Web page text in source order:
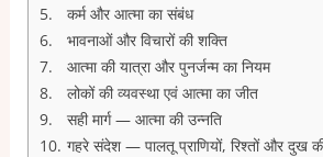
कर्म और आत्मा का संबंध
भावनाओं और विचारों की शक्ति
आत्मा की यात्रा और पुनर्जन्म का नियम
लोकों की व्यवस्था एवं आत्मा का जीत
सही मार्ग — आत्मा की उन्नति
गहरे संदेश — पालतू प्राणियों, रिश्तों और दुख